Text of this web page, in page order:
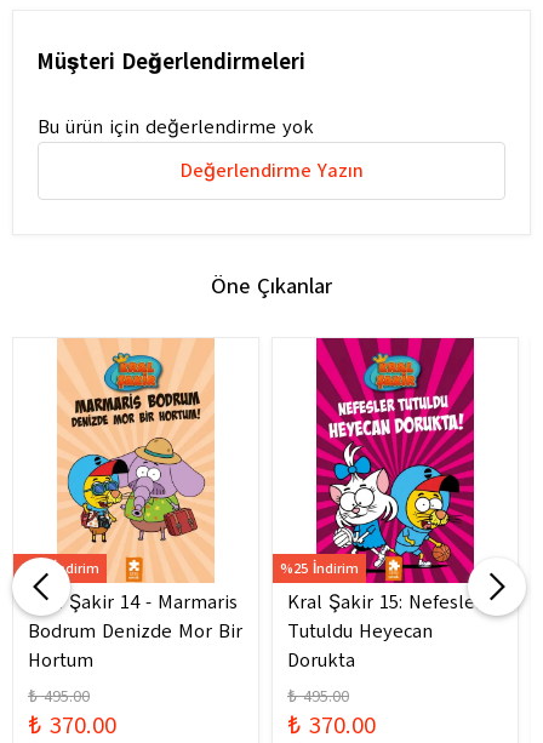
Müşteri Değerlendirmeleri
Bu ürün için değerlendirme yok
Değerlendirme Yazın
Öne Çıkanlar
%25 İndirim
Kral Şakir 14 - Marmaris
Bodrum Denizde Mor Bir
Hortum
₺ 495.00
₺ 370.00
%25 İndirim
Kral Şakir 15: Nefesler
Tutuldu Heyecan
Dorukta
₺ 495.00
₺ 370.00